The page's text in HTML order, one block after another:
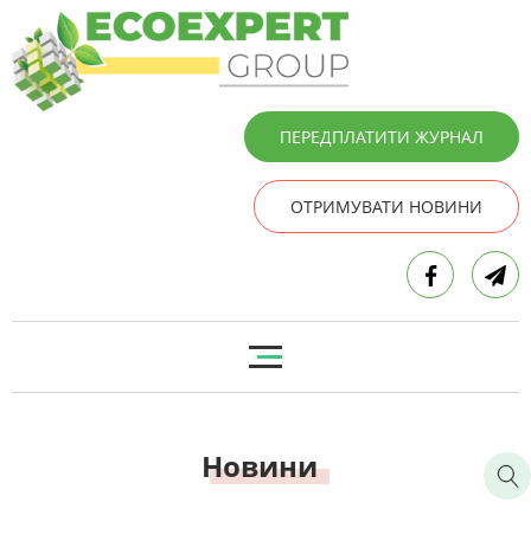
ПЕРЕДПЛАТИТИ ЖУРНАЛ
ОТРИМУВАТИ НОВИНИ
Новини